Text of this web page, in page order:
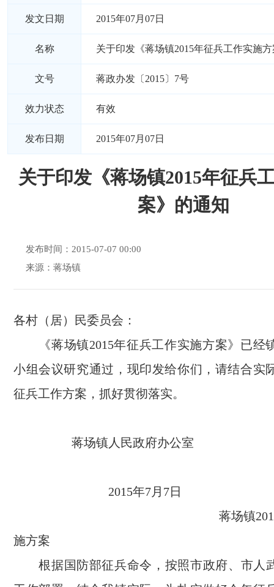
发文日期 2015年07月07日
名称 关于印发《蒋场镇2015年征兵工作实施
文号 蒋政办发〔2015〕7号
效力状态 有效
发布日期 2015年07月07日
关于印发《蒋场镇2015年征兵
案》的通知
发布时间：2015-07-07 00:00
来源：蒋场镇
各村（居）民委员会：
《蒋场镇2015年征兵工作实施方案》已经
小组会议研究通过，现印发给你们，请结合实
征兵工作方案，抓好贯彻落实。
蒋场镇人民政府办公室
2015年7月7日
蒋场镇2015年征兵
施方案
根据国防部征兵命令，按照市政府、市人